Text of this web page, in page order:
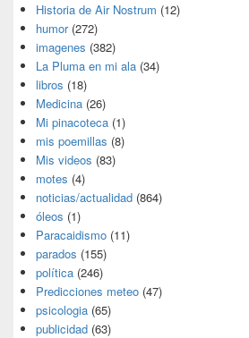
Historia de Air Nostrum (12)
humor(272)
imagenes (382)
La Pluma en mi ala (34)
libros (18)
Medicina (26)
Mi pinacoteca (1)
mis poemillas (8)
Mis videos (83)
motes (4)
noticias/actualidad (864)
óleos (1)
Paracaidismo (11)
parados (155)
política (246)
Predicciones meteo (47)
psicologia (65)
publicidad (63)